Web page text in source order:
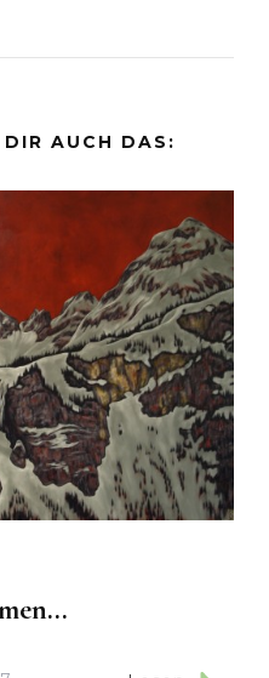
AUCH DAS: